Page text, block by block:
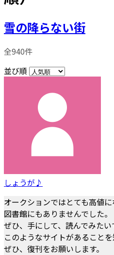
雪の降らない街
全940件
並び順
しょうが♪
オークションではとても高値に
図書館にもありませんでした。
ぜひ、手にして、読んでみたい
このようなサイトがあることを
ぜひ、復刊をお願いします。